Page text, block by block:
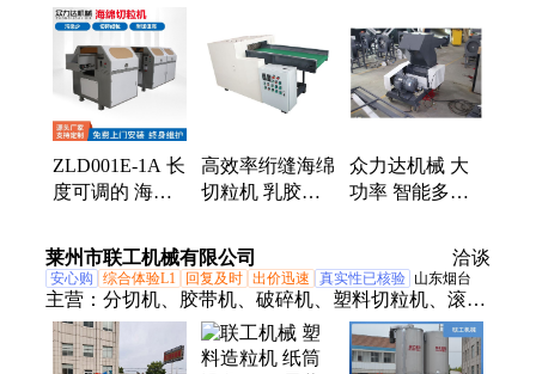
作台、套袋机、送料机、切割机、填充机、充棉机、
喷胶棉、买碎棉机、聚酯纤维、沙发坐垫、自动裁断
机、新款升降台、混合搅拌箱、木方裁断机、自动松
棉机、纤维切断机、优质工作台、需求开棉机、打卷
装袋机、数控裁板机、枕头拍平机
ZLD001E-1A 长
度可调的 海绵
切棉机
高效率绗缝海绵
切粒机 乳胶记
众力达机械 大
功率 智能多功
终身维护 源头
厂家
莱州市联工机械有限公司 洽谈
安心购 综合体验L1 回复及时 出价迅速 真实性已核验 山东烟台
主营： 分切机、胶带机、破碎机、塑料切粒机、滚刀
切粒机、造粒机、塑料管材、塑料绳机、袋生产线、
矿泉水瓶、塑料颗粒、胶带切割机、吹条一体机、麻